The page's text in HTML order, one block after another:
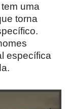
uma
torna
específica